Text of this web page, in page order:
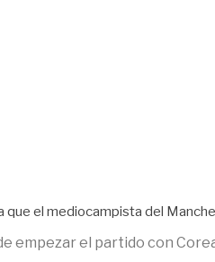
el mediocampista del
empezar el partido con